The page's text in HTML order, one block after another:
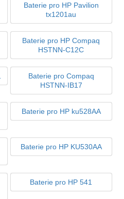
Baterie pro HP Pavilion
tx1201au
Baterie pro HP Compaq
HSTNN-C12C
Baterie pro Compaq
HSTNN-IB17
Baterie pro HP ku528AA
Baterie pro HP KU530AA
Baterie pro HP 541